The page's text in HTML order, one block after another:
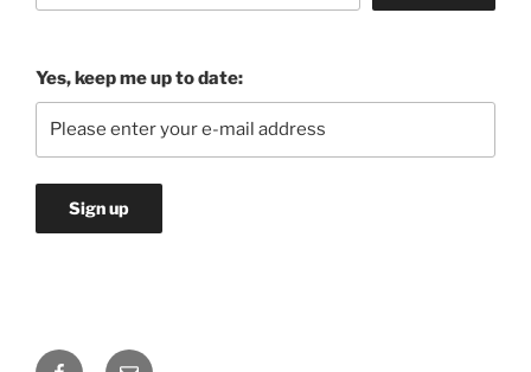
Yes, keep me up to date:
FacebookEmail